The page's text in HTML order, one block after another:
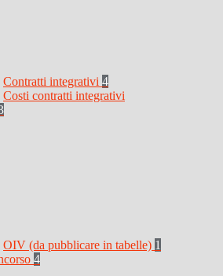
Contratti integrativi 4
Costi contratti integrativi
OIV (da pubblicare in tabelle) 1
4